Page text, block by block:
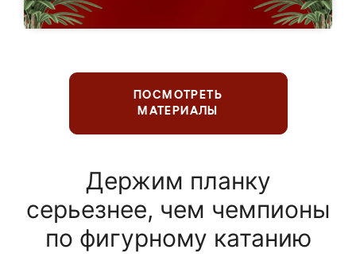
ПОСМОТРЕТЬ
МАТЕРИАЛЫ
Держим планку
серьезнее, чем чемпионы
по фигурному катанию